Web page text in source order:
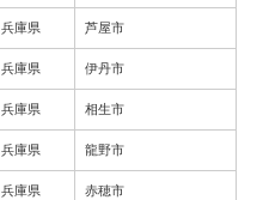
兵庫県 芦屋市
兵庫県 伊丹市
兵庫県 相生市
兵庫県 龍野市
兵庫県 赤穂市